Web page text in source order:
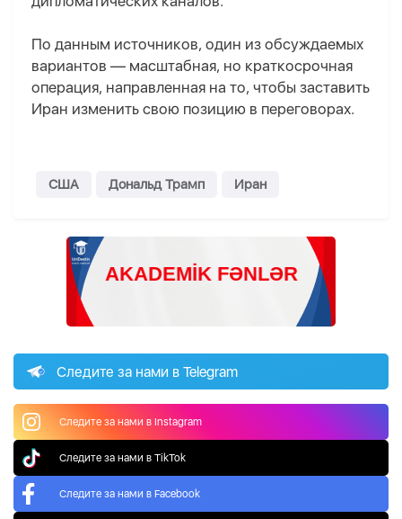
По данным источников, один из обсуждаемых
вариантов — масштабная, но краткосрочная
операция, направленная на то, чтобы заставить
Иран изменить свою позицию в переговорах.
США Дональд Трамп Иран
Следите за нами в Telegram
Следите за нами в Instagram
Следите за нами в TikTok
Следите за нами в Facebook